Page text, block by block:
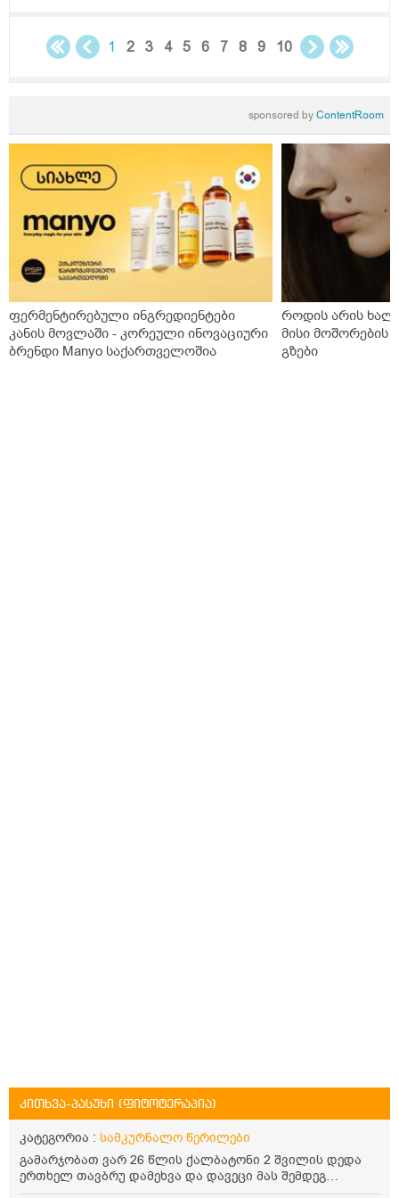
საღამოს სანთლის სახით საშოში,ნიუვიტი ორი თვე
დანიშნულება და ახალმა ექიმმა გამოუწერა სისხლის
გამათხელებელი,პოტრომბინი გაუსინჯა პირველ
რიგში რაც არ გაგვისინჯია ამ ხნის განმავლობაში და
ზღვარზე ქონდა ისე რომ ლაბორანტმა გვითხრა
საყურადღებოა თორემ მერე საპრობლემო
გახდებაო,და ისედაც თვენახევარში ერთხელ
გვნახულობდა ის ძველი ექიმი,ინდომეტაზონის
სანთელი ოცი დღე ძილის წინ,უტროჟესტანი
საღამოს,კურანტილი სისხლის გამათხელებელი,ახლა
აქვს თავის ტკივილები,სხვა ჩვენება არააქვს და ასე
გვგონია დ ვიტამია გამოიწვიაო მარა ვირუსიც
ქონდა,ვაგოსტაბილი თავის ტკივილისთვის,თქვენ რას
გვირჩევთ?როგორც გვითხარით ონლაინ ისე მიდის
ყველაფერი და ხალხს შეხება აქვთ პირდაპირ
1 2 3 4 5 6 7 8 9 10
sponsored byContentRoom
ფერმენტირებული ინგრედიენტები
კანის მოვლაში - კორეული ინოვაციური
ბრენდი Manyo საქართველოშია
როდის არის
მისი მოშორების
გზები
კითხვა-პასუხი (ფიტოტერაპია)
კატეგორია : სამკურნალო წერილები
გამარჯობათ ვარ 26 წლის ქალბატონი 2 შვილის დედა
ერთხელ თავბრუ დამეხვა და დავეცი მას შემდეგ
დამეწყო შიშები ვეღარ გავდიოდი გარეთ რადგან ისევ